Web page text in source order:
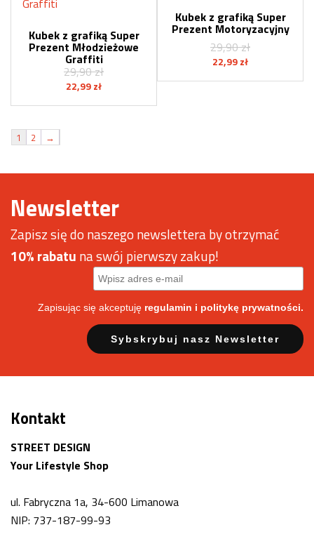
Kubek z grafiką Super
Prezent Młodzieżowe
Graffiti
29,90zł
Pierwotna
22,99 złAktualna
Kubek z grafiką Super
Prezent Motoryzacyjny
29,90zł
Pierwotna
22,99 złAktualna
1 2 →
Newsletter
Zapisz się do naszego newslettera by otrzymać
10% rabatu na swój pierwszy zakup!
Zapisując się akceptuję regulamin i politykę prywatności.
Kontakt
STREET DESIGN
Your Lifestyle Shop
ul. Fabryczna 1a, 34-600 Limanowa
NIP: 737-187-99-93